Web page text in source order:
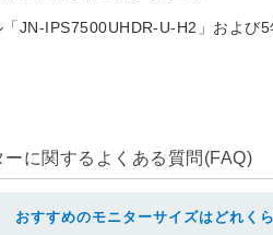
JN-IPS7500UHDR-U-H2」および
ーに関するよくある質問(FAQ)
おすすめのモニターサイズはどれく